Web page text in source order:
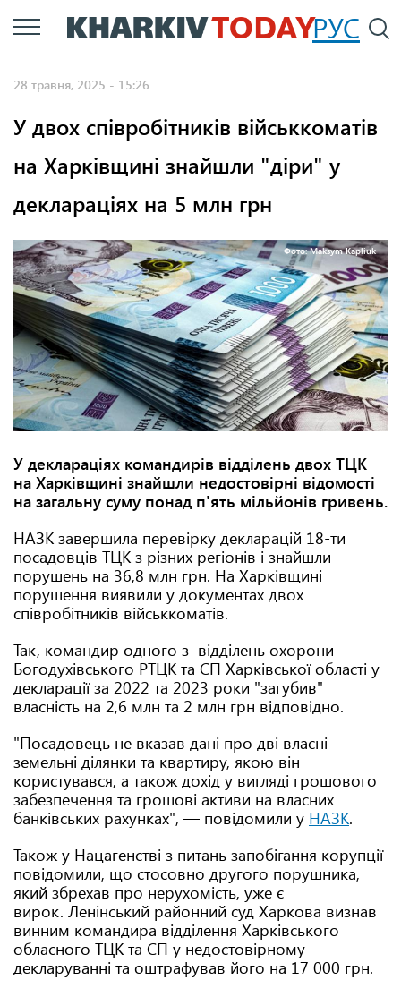
Перейти
до
РУС
28 травня, 2025 - 15:26
У двох співробітників військкоматів
на Харківщині знайшли "діри" у
деклараціях на 5 млн грн
Фото: Maksym Kapliuk
У деклараціях командирів відділень двох ТЦК
на Харківщині знайшли недостовірні відомості
на загальну суму понад п'ять мільйонів гривень.
НАЗК завершила перевірку декларацій 18-ти
посадовців ТЦК з різних регіонів і знайшли
порушень на 36,8 млн грн. На Харківщині
порушення виявили у документах двох
співробітників військкоматів.
Так, командир одного з відділень охорони
Богодухівського РТЦК та СП Харківської області у
декларації за 2022 та 2023 роки "загубив"
власність на 2,6 млн та 2 млн грн відповідно.
"Посадовець не вказав дані про дві власні
земельні ділянки та квартиру, якою він
користувався, а також дохід у вигляді грошового
забезпечення та грошові активи на власних
банківських рахунках", — повідомили у НАЗК.
Також у Нацагенстві з питань запобігання корупції
повідомили, що стосовно другого порушника,
який збрехав про нерухомість, уже є
вирок. Ленінський районний суд Харкова визнав
винним командира відділення Харківського
обласного ТЦК та СП у недостовірному
декларуванні та оштрафував його на 17 000 грн.